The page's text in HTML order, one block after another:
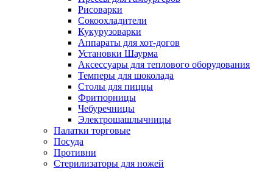
Рисоварки
Сокоохладители
Кукурузоварки
Аппараты для хот-догов
Установки Шаурма
Аксессуары для теплового оборудования
Темперы для шоколада
Столы для пиццы
Фритюрницы
Чебуречницы
Электрошашлычницы
Палатки торговые
Посуда
Противни
Стерилизаторы для ножей